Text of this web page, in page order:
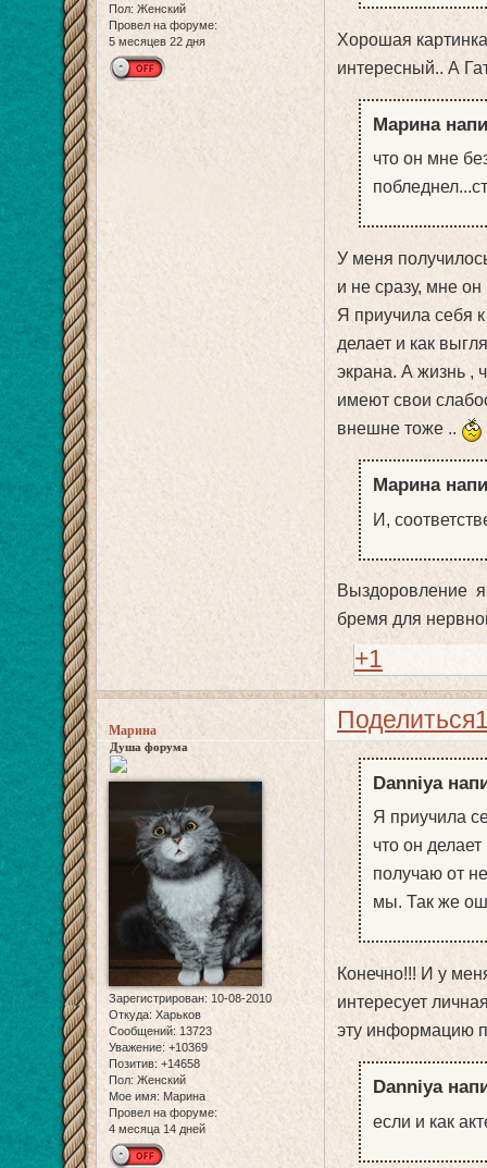
Пол: Женский
Провел на форуме:
5 месяцев 22 дня
Хорошая
интересный.. А
Марина
что он мне
У меня
и не сразу, мне
Я приучила себя
делает и как
экрана. А жизнь ,
имеют свои
внешне тоже ..
Марина
И,
Выздоровление я
бремя для
+1
Поделиться
Марина
Душа форума
Зарегистрирован: 10-08-2010
Откуда: Харьков
Сообщений:13723
Уважение: +10369
Позитив: +14658
Пол:Женский
Мое имя: Марина
Провел на форуме:
4 месяца 14 дней
Danniya
Я приучила
что он
получаю от
мы. Так же
Конечно!!! И у
интересует
эту информацию
Danniya
если и как